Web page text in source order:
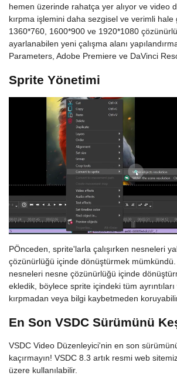
hemen üzerinde rahatça yer alıyor ve video
kırpma işlemini daha sezgisel ve verimli hale
1360*760, 1600*900 ve 1920*1080
ayarlanabilen yeni çalışma alanı
Parameters, Adobe Premiere ve DaVinci
Sprite Yönetimi
PÖnceden, sprite'larla çalışırken nesneleri
çözünürlüğü içinde dönüştürmek
nesneleri nesne çözünürlüğü içinde
ekledik, böylece sprite içindeki tüm
kırpmadan veya bilgi kaybetmeden
En Son VSDC Sürümünü
VSDC Video Düzenleyici'nin en son
kaçırmayın! VSDC 8.3 artık resmi web
üzere kullanılabilir.